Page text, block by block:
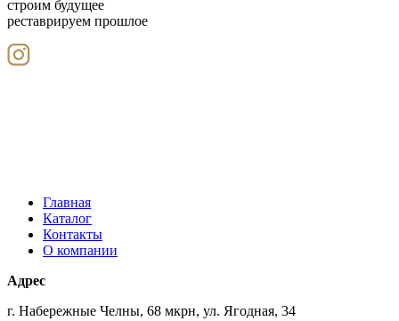
строим будущее
реставрируем прошлое
Главная
Каталог
Контакты
О компании
Адрес
г. Набережные Челны, 68 мкрн, ул. Ягодная, 34